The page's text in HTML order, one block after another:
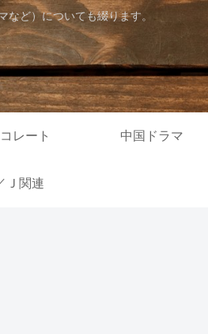
ど）についても綴ります。
レート 中国ドラマ
Ｊ関連